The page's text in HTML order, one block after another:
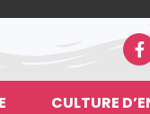
CULTURE